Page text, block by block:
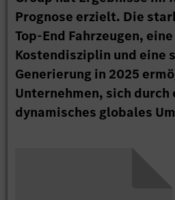
Prognose erzielt. Die
Top-End Fahrzeugen,
Kostendisziplin und eine
Generierung in 2025
Unternehmen, sich durch
dynamisches globales